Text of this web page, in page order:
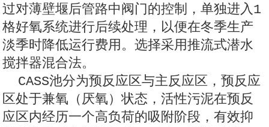
过对薄壁堰后管路中阀门的控制，单独进入1
格好氧系统进行后续处理，以便在冬季生产
淡季时降低运行费用。选择采用推流式潜水
搅拌器混合法。
CASS池分为预反应区与主反应区，预反应
区处于兼氧（厌氧）状态，活性污泥在预反
应区内经历一个高负荷的吸附阶段，有效抑